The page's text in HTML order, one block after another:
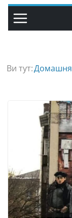
Ви тут:Домашня